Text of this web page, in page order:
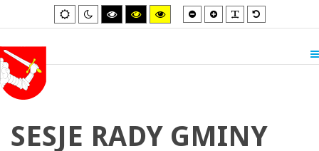
Default
mode
Night
mode
High
contrast
High
contrast
High
contrast
Smaller
font
Larger
font
Default
font
SESJE RADY GMINY